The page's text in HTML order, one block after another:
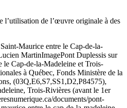
l’utilisation de l’œuvre originale à des
Maurice entre le Cap-de-la-
MartinImagePont Duplessis sur
le Cap-de-la-Madeleine et Trois-
à Québec, Fonds Ministère de la
(03Q,E6,S7,SS1,D2,P84575),
Trois-Rivières (avant le 1er
documents/pont-